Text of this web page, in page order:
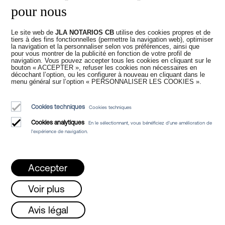
page, en envoyant un courriel à
bcn@jlanotarios.com
au téléphone 93 159 17 62.
À titre indicatif, nous pouvons vous
avancer que, conformément à la
réglementation en vigueur, le prix habituel
de la formalisation d’un acte de
compris entre 125 et 175 €, TVA incluse.
Quant au prix habituel de la formalisation
d’une procuration spéciale commerciale, il
Ces prix indicatifs sont calculés pour un
document de contenu habituel (9 pages)
avec l’émission d’une seule copie
autorisée et une copie simple, délivré par
une société.
mercredi et vendredi de 08h à 15h /
pour nous
Le site web deJLA NOTARIOS CB utilise des cookies propres et de
tiers à des fins fonctionnelles (permettre la navigation web), optimiser
la navigation et la personnaliser selon vos préférences, ainsi que
pour vous montrer de la publicité en fonction de votre profil de
navigation. Vous pouvez accepter tous les cookies en cliquant sur le
bouton « ACCEPTER », refuser les cookies non nécessaires en
décochant l’option, ou les configurer à nouveau en cliquant dans le
menu général sur l’option « PERSONNALISER LES COOKIES ».
Cookies techniques Cookies techniques
Cookies analytiques
En le sélectionnant, vous bénéficiez d'une amélioration de
l'expérience de navigation.
Accepter
Voir plus
Avis légal